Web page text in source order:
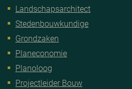
Landschapsarchitect
Stedenbouwkundige
Grondzaken
Planeconomie
Planoloog
Projectleider Bouw